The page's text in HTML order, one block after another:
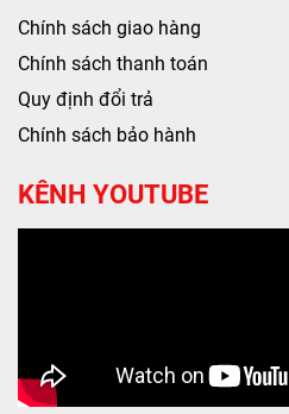
Chính sách giao hàng
Chính sách thanh toán
Quy định đổi trả
Chính sách bảo hành
KÊNH YOUTUBE